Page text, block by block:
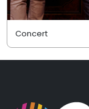
Concert